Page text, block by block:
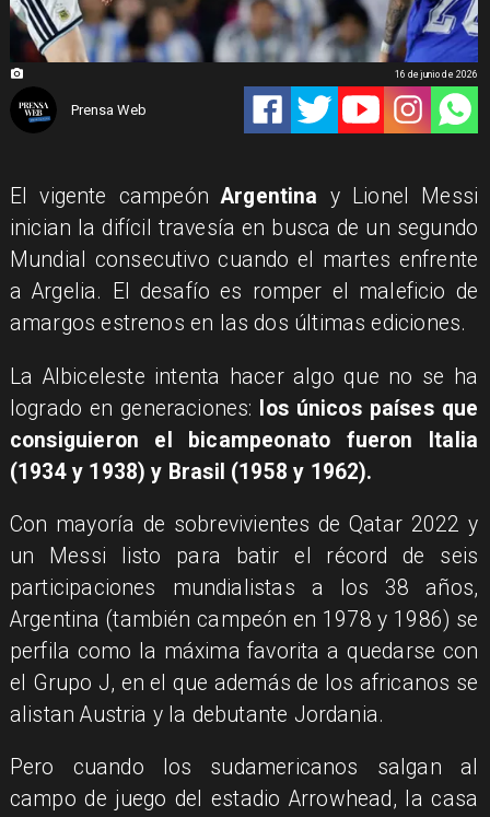
Prensa Web
16 de junio de 2026
El vigente campeónArgentina y Lionel Messi
inician la difícil travesía en busca de un segundo
Mundial consecutivo cuando el martes enfrente
a Argelia. El desafío es romper el maleficio de
amargos estrenos en las dos últimas ediciones.
La Albiceleste intenta hacer algo que no se ha
logrado en generaciones:
los únicos países que
consiguieron el bicampeonato fueron Italia
(1934 y 1938) y Brasil (1958 y 1962).
Con mayoría de sobrevivientes de Qatar 2022 y
un Messi listo para batir el récord de seis
participaciones mundialistas a los 38 años,
Argentina (también campeón en 1978 y 1986) se
perfila como la máxima favorita a quedarse con
el Grupo J, en el que además de los africanos se
alistan Austria y la debutante Jordania.
Pero cuando los sudamericanos salgan al
campo de juego del estadio Arrowhead, la casa